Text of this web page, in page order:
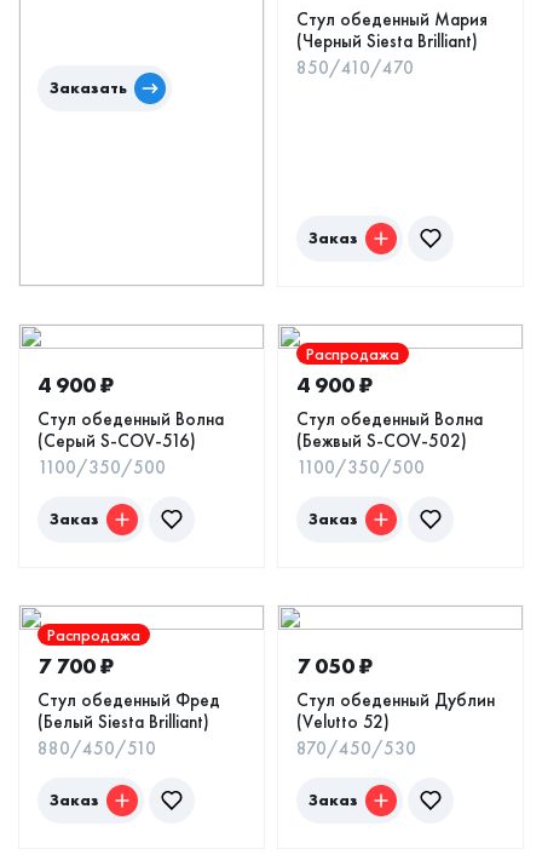
Заказать
Стул обеденный Мария
(Черный Siesta Вrilliant)
850/410/470
Заказ
4 900₽
Стул обеденный Волна
(Серый S-COV-516)
1100/350/500
Заказ
Распродажа
4 900₽
Стул обеденный Волна
(Бежвый S-COV-502)
1100/350/500
Заказ
Распродажа
7 700₽
Стул обеденный Фред
(Белый Siesta Вrilliant)
880/450/510
Заказ
7 050₽
Стул обеденный Дублин
(Velutto 52)
870/450/530
Заказ